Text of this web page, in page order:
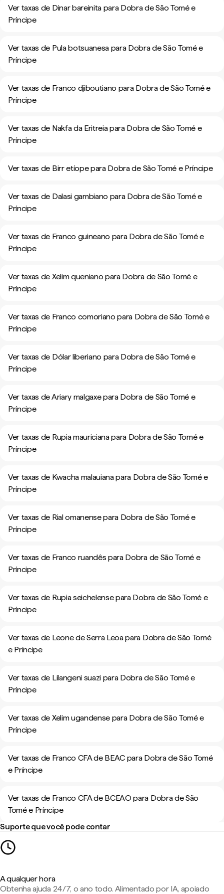
Ver taxas de Dinar bareinita para Dobra de São Tomé e
Príncipe
Ver taxas de Pula botsuanesa para Dobra de São Tomé e
Príncipe
Ver taxas de Franco djiboutiano para Dobra de São Tomé e
Príncipe
Ver taxas de Nakfa da Eritreia para Dobra de São Tomé e
Príncipe
Ver taxas de Birr etíope para Dobra de São Tomé e Príncipe
Ver taxas de Dalasi gambiano para Dobra de São Tomé e
Príncipe
Ver taxas de Franco guineano para Dobra de São Tomé e
Príncipe
Ver taxas de Xelim queniano para Dobra de São Tomé e
Príncipe
Ver taxas de Franco comoriano para Dobra de São Tomé e
Príncipe
Ver taxas de Dólar liberiano para Dobra de São Tomé e
Príncipe
Ver taxas de Ariary malgaxe para Dobra de São Tomé e
Príncipe
Ver taxas de Rupia mauriciana para Dobra de São Tomé e
Príncipe
Ver taxas de Kwacha malauiana para Dobra de São Tomé e
Príncipe
Ver taxas de Rial omanense para Dobra de São Tomé e
Príncipe
Ver taxas de Franco ruandês para Dobra de São Tomé e
Príncipe
Ver taxas de Rupia seichelense para Dobra de São Tomé e
Príncipe
Ver taxas de Leone de Serra Leoa para Dobra de São Tomé
e Príncipe
Ver taxas de Lilangeni suazi para Dobra de São Tomé e
Príncipe
Ver taxas de Xelim ugandense para Dobra de São Tomé e
Príncipe
Ver taxas de Franco CFA de BEAC para Dobra de São Tomé
e Príncipe
Ver taxas de Franco CFA de BCEAO para Dobra de São
Tomé e Príncipe
Suporte que você pode contar
A qualquer hora
Obtenha ajuda 24/7, o ano todo. Alimentado por IA, apoiado